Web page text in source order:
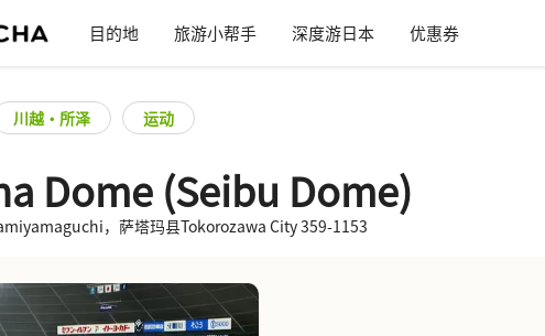
目的地 旅游小帮手 深度游日本 优惠券
川越・所泽 运动
Dome (Seibu Dome)
，萨塔玛县Tokorozawa City 359-1153